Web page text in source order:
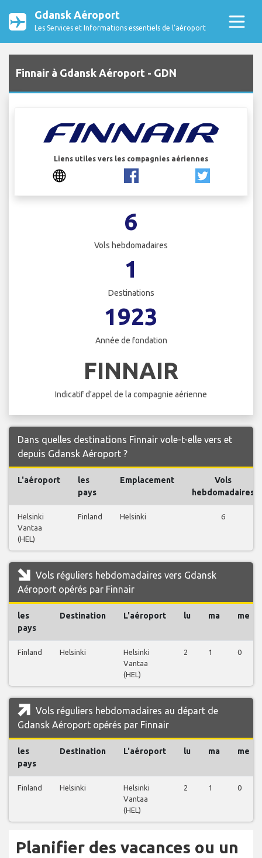
Gdansk Aéroport
Les Services et Informations essentiels de l’aéroport
Finnair à Gdansk Aéroport - GDN
Liens utiles vers les compagnies aériennes
6
Vols hebdomadaires
1
Destinations
1923
Année de fondation
FINNAIR
Indicatif d'appel de la compagnie aérienne
Dans quelles destinations Finnair vole-t-elle vers et
depuis Gdansk Aéroport ?
L'aéroport
les
pays
Emplacement
Vols
hebdomadaires
Helsinki
Vantaa
(HEL)
Finland Helsinki 6
Vols réguliers hebdomadaires vers Gdansk
Aéroport opérés par Finnair
les
pays
Destination L'aéroport lu ma me
Finland Helsinki
Helsinki
Vantaa
(HEL)
2 1 0
Vols réguliers hebdomadaires au départ de
Gdansk Aéroport opérés par Finnair
les
pays
Destination L'aéroport lu ma me
Finland Helsinki
Helsinki
Vantaa
(HEL)
2 1 0
Planifier des vacances ou un